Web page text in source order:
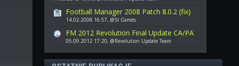
Football Manager 2008 Patch 8.0.2 (fix)
14.02.2008 16:57, @SI Games
FM 2012 Revolution Final Update CA/PA
05.09.2012 17:20, @Revolution Update Team